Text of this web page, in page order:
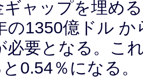
ギャップを埋め
の1350億ドル
必要となる。こ
0.54％になる。